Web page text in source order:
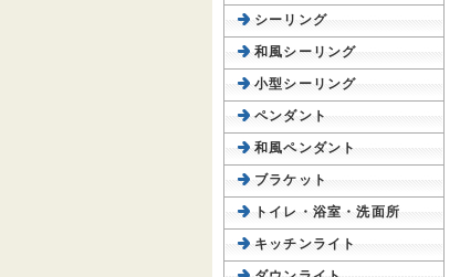
シーリング
和風シーリング
小型シーリング
ペンダント
和風ペンダント
ブラケット
トイレ・浴室・洗面所
キッチンライト